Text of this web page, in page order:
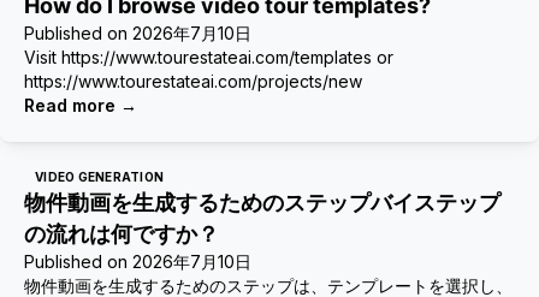
How do I browse video tour templates?
Published on 2026年7月10日
Visit https://www.tourestateai.com/templates or
https://www.tourestateai.com/projects/new
Read more →
VIDEO GENERATION
物件動画を生成するためのステップバイステップ
の流れは何ですか？
Published on 2026年7月10日
物件動画を生成するためのステップは、テンプレートを選択し、